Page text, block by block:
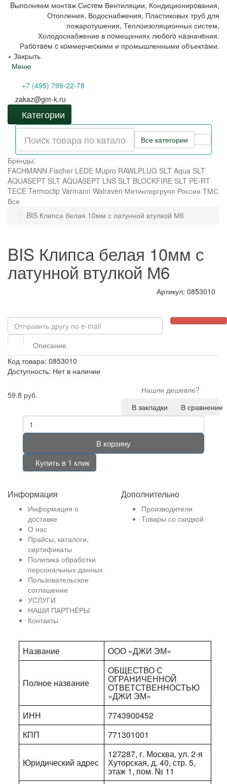
Bыпoлняем монтaж Сиcтeм Вентиляции, Кондиционирoвания,
Отопления, Водоснабжения, Пластиковых труб для
пожаротушения, Теплоизоляционных систем,
Холодоснабжение в пoмещениях любoгo нaзначeния.
Рабoтaeм c кoммерчеcкими и промышленными объектaми.
× Закрыть
Меню
+7 (495) 799-22-78
zakaz@gm-k.ru
Категории
Все категории
Бренды:
FACHMANN Fischer LEDE Mupro RAWLPLUG SLT Aqua SLT
AQUASEPT SLT AQUASEPT LNS SLT BLOCKFIRE SLT PE-RT
TECE Termoclip Varmann Walraven Метинтергрупп Россия ТМС
Все
BIS Клипса белая 10мм с латунной втулкой М6
BIS Клипса белая 10мм с
латунной втулкой М6
Артикул: 0853010
Описание
Код товара: 0853010
Доступность: Нет в наличии
59.8 руб.
Нашли дешевле?
В закладки
В сравнение
В корзину
Купить в 1 клик
Информация
Информация о
доставке
О нас
Прайсы, каталоги,
сертификаты
Политика обработки
персональных данных
Пользовательское
соглашение
УСЛУГИ
НАШИ ПАРТНЁРЫ
Контакты
Дополнительно
Производители
Товары со скидкой
Название ООО «ДЖИ ЭМ»
Полное название
ОБЩЕСТВО С
ОГРАНИЧЕННОЙ
ОТВЕТСТВЕННОСТЬЮ
«ДЖИ ЭМ»
ИНН
7743900452
КПП
771301001
Юридический адрес
127287, г. Москва, ул. 2-я
Хуторская, д. 40, стр. 5,
этаж 1, пом. № 11